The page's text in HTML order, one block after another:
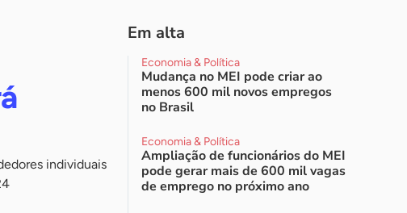
individuais
Em alta
Economia & Política
Mudança no MEI pode criar ao
menos 600 mil novos empregos
no Brasil
Economia & Política
Ampliação de funcionários do MEI
pode gerar mais de 600 mil vagas
de emprego no próximo ano